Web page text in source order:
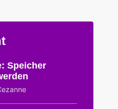
Speicher